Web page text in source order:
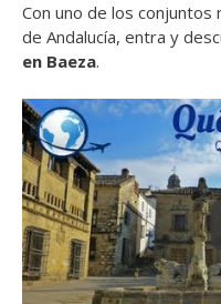
Con uno de los
de Andalucía, entra y
en Baeza.